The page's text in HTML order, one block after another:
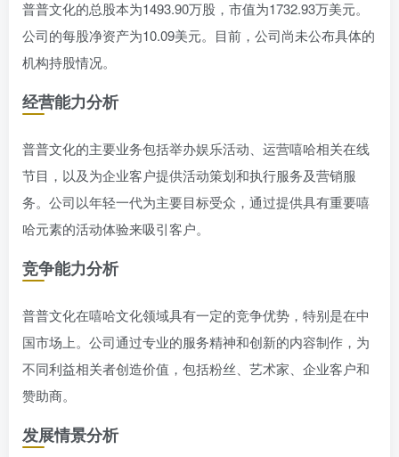
普普文化的总股本为1493.90万股，市值为1732.93万美元。
公司的每股净资产为10.09美元。目前，公司尚未公布具体的
机构持股情况。
经营能力分析
普普文化的主要业务包括举办娱乐活动、运营嘻哈相关在线
节目，以及为企业客户提供活动策划和执行服务及营销服
务。公司以年轻一代为主要目标受众，通过提供具有重要嘻
哈元素的活动体验来吸引客户。
竞争能力分析
普普文化在嘻哈文化领域具有一定的竞争优势，特别是在中
国市场上。公司通过专业的服务精神和创新的内容制作，为
不同利益相关者创造价值，包括粉丝、艺术家、企业客户和
赞助商。
发展情景分析